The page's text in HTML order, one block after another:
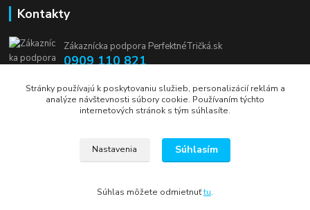
Kontakty
Zákaznícka podpora PerfektnéTričká.sk
0909 110 821
info@perfektnetricka.sk
Stránky používajú k poskytovaniu služieb, personalizácií reklám a
analýze návštevnosti súbory cookie. Používaním týchto
internetových stránok s tým súhlasíte.
Nastavenia Súhlasím
Súhlas môžete odmietnuťtu.